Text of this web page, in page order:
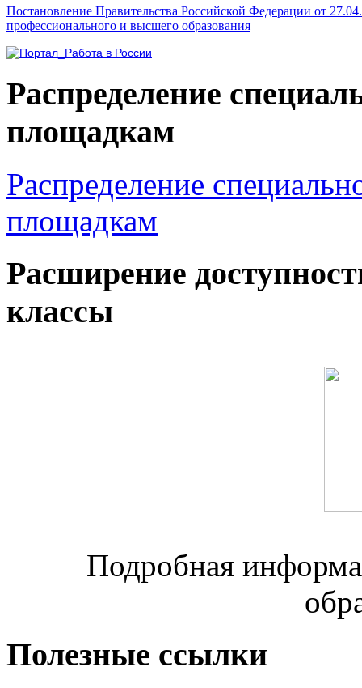
Постановление Правительства Российской Федерации от
профессионального и высшего образования
Распределение
площадкам
Распределение
площадкам
Расширение
классы
Подробная
Полезные ссылки